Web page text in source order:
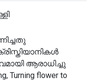
ആരാധിച്ചു
Turning flower to